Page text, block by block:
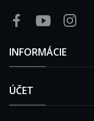
INFORMÁCIE
ÚČET